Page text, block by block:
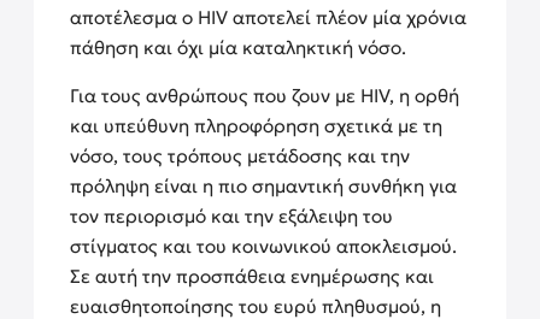
αποτέλεσμα o ΗΙV αποτελεί πλέον μία χρόνια
πάθηση και όχι μία καταληκτική νόσο.
Για τους ανθρώπους που ζουν με HIV, η ορθή
και υπεύθυνη πληροφόρηση σχετικά με τη
νόσο, τους τρόπους μετάδοσης και την
πρόληψη είναι η πιο σημαντική συνθήκη για
τον περιορισμό και την εξάλειψη του
στίγματος και του κοινωνικού αποκλεισμού.
Σε αυτή την προσπάθεια ενημέρωσης και
ευαισθητοποίησης του ευρύ πληθυσμού, η